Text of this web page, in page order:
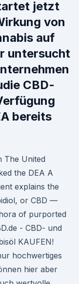
jetzt
von
auf
untersucht
CBD-
bereits
The United
the DEA A
explains the
or CBD —
of purported
- CBD- und
KAUFEN!
hochwertiges
hier aber